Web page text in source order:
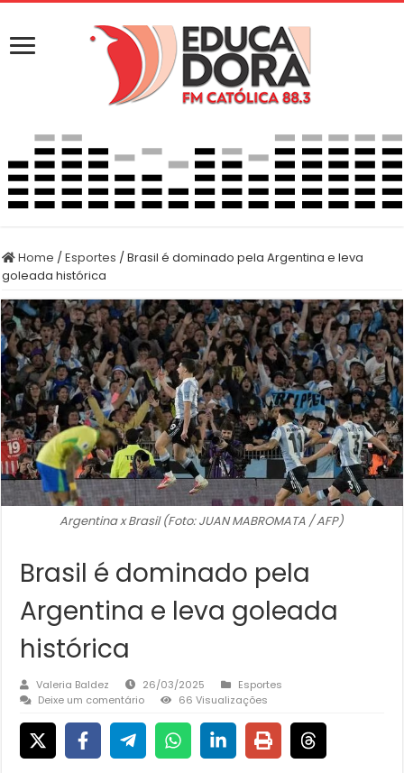
Home /Esportes /Brasil é dominado pela Argentina e leva
goleada histórica
Argentina x Brasil (Foto: JUAN MABROMATA / AFP)
Brasil é dominado pela
Argentina e leva goleada
histórica
Valeria Baldez 26/03/2025
Esportes
Deixe um comentário
66 Visualizações